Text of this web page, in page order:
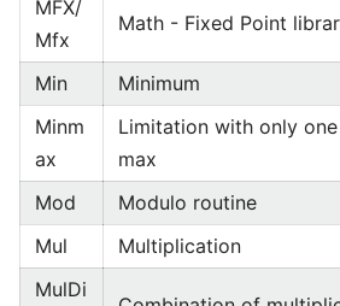
MFX/
Mfx
Math - Fixed Point
Min
Minimum
Minm
ax
Limitation with only
max
Mod
Modulo routine
Mul
Multiplication
MulDi